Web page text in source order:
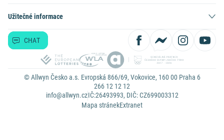
Užitečné informace
CHAT
© Allwyn Česko a.s. Evropská 866/69, Vokovice, 160 00 Praha 6
266 12 12 12
info@allwyn.czIČ:26493993, DIČ: CZ699003312
Mapa stránekExtranet